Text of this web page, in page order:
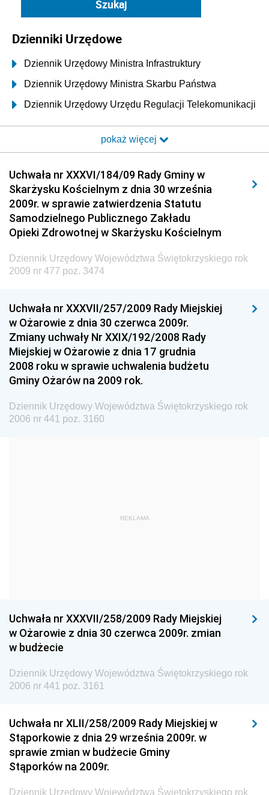
Dzienniki Urzędowe
Dziennik Urzędowy Ministra Infrastruktury
Dziennik Urzędowy Ministra Skarbu Państwa
Dziennik Urzędowy Urzędu Regulacji Telekomunikacji
Dziennik Urzędowy Ministra Transportu i Budownictwa
Elektronicznej
Dziennik Urzędowy Ministra Spraw Wewnętrznych i
Administracji
Dziennik Urzędowy Ministra Transportu
Dziennik Urzędowy Ministra Budownictwa
Dziennik Urzędowy Ministra Nauki i Szkolnictwa
Dziennik Urzędowy Głównego Urzędu Miar
Dziennik Urzędowy Ministra Rolnictwa i Rozwoju Wsi
Dziennik Urzędowy Ministra Edukacji Narodowej i
Sportu
Dziennik Urzędowy Ministra Edukacji i Nauki
Dziennik Urzędowy Ministra Edukacji Narodowej
Dziennik Urzędowy Ministra Gospodarki Morskiej
Dziennik Urzędowy Ministra Kultury i Dziedzictwa
Dziennik Urzędowy Ministra Pracy i Polityki
Społecznej
Dziennik Urzędowy Urzędu Lotnictwa Cywilnego
Dziennik Urzędowy Ministerstwa Hutnictwa i
Przemysłu Maszynowego
Dziennik Urzędowy Ministerstwa Zdrowia i Opieki
Społecznej
pokaż więcej
Uchwała nr XXXVI/184/09 Rady Gminy w
Skarżysku Kościelnym z dnia 30 września
2009r. w sprawie zatwierdzenia Statutu
Samodzielnego Publicznego Zakładu
Opieki Zdrowotnej w Skarżysku Kościelnym
Dziennik Urzędowy Województwa Świętokrzyskiego rok
2009 nr 477 poz. 3474
Uchwała nr XXXVII/257/2009 Rady Miejskiej
w Ożarowie z dnia 30 czerwca 2009r.
Zmiany uchwały Nr XXIX/192/2008 Rady
Miejskiej w Ożarowie z dnia 17 grudnia
2008 roku w sprawie uchwalenia budżetu
Gminy Ożarów na 2009 rok.
Dziennik Urzędowy Województwa Świętokrzyskiego rok
2006 nr 441 poz. 3160
REKLAMA
Uchwała nr XXXVII/258/2009 Rady Miejskiej
w Ożarowie z dnia 30 czerwca 2009r. zmian
w budżecie
Dziennik Urzędowy Województwa Świętokrzyskiego rok
2006 nr 441 poz. 3161
Uchwała nr XLII/258/2009 Rady Miejskiej w
Stąporkowie z dnia 29 września 2009r. w
sprawie zmian w budżecie Gminy
Stąporków na 2009r.
Dziennik Urzędowy Województwa Świętokrzyskiego rok